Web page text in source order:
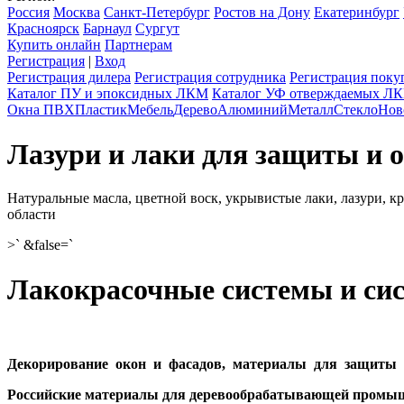
Россия Москва Санкт-Петербург Ростов на Дону Екатеринбург
Красноярск Барнаул Сургут
Купить онлайн Партнерам
Регистрация | Вход
Регистрация дилера Регистрация сотрудника Регистрация
Каталог ПУ и эпоксидных ЛКМ Каталог УФ отверждаемых
Окна ПВХПластикМебельДеревоАлюминийМеталлСтекло
Лазури и лаки для защиты и
Натуральные масла, цветной воск, укрывистые лаки, лазури,
области
>` &false=`
Лакокрасочные системы и
Декорирование окон и фасадов, материалы для защиты
Российские материалы для деревообрабатывающей